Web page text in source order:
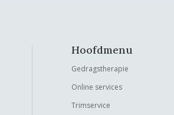
Hoofdmenu
Gedragstherapie
Online services
Trimservice